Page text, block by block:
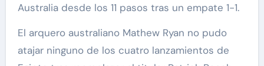
Australia desde los 11 pasos tras un empate 1-1.
El arquero australiano Mathew Ryan no pudo
atajar ninguno de los cuatro lanzamientos de